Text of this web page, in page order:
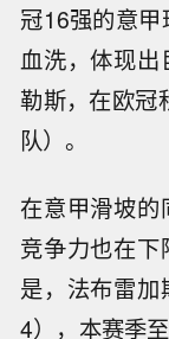
冠16强的意
血洗，体现出
勒斯，在欧冠
队）。
在意甲滑坡
竞争力也在
是，法布雷
4），本赛季